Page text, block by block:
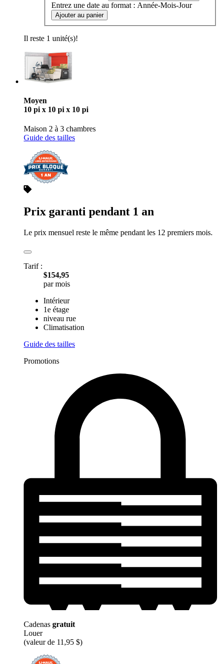
Entrez une date au format : Année-Mois-Jour
Ajouter au panier
Il reste 1 unité(s)!
Moyen
10 pi x 10 pi x 10 pi
Maison 2 à 3 chambres
Guide des tailles
Prix garanti pendant 1 an
Le prix mensuel reste le même pendant les 12 premiers mois.
Tarif :
$154,95
par mois
Intérieur
1e étage
niveau rue
Climatisation
Guide des tailles
Promotions
Cadenas gratuit
Louer
(valeur de 11,95 $)